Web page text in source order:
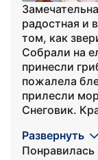
радостная и
том, как
Собрали на
принесли
пожалела
прилесли
Снеговик.
Развернуть
Понравилась